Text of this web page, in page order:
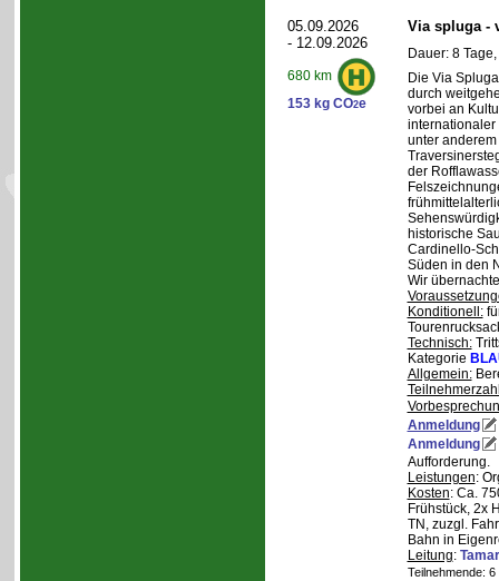
05.09.2026
- 12.09.2026
680 km
153 kg CO2e
Via spluga -
Dauer: 8
Die Via
durch
vorbei an
internationaler
unter
der
historische
Cardinello-
Süden in den
Wir
Konditionell:
Technisch:
Kategorie
Allgemein:
Anmeldung
Anmeldung
Aufforderung.
Leistungen:
Kosten: Ca.
Frühstück, 2x
TN, zuzgl.
Bahn in
Leitung:
Teilnehmende: